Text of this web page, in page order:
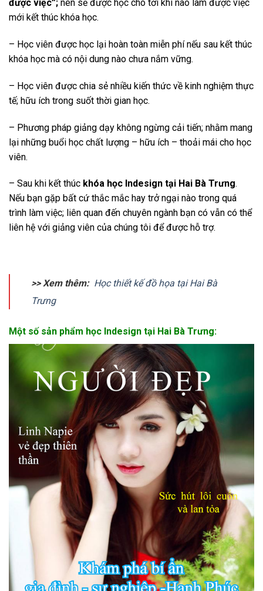
được việc”; nên sẽ được học cho tới khi nào làm được việc
mới kết thúc khóa học.
– Học viên được học lại hoàn toàn miễn phí nếu sau kết thúc
khóa học mà có nội dung nào chưa nắm vững.
– Học viên được chia sẻ nhiều kiến thức về kinh nghiệm thực
tế; hữu ích trong suốt thời gian học.
– Phương pháp giảng dạy không ngừng cải tiến; nhằm mang
lại những buổi học chất lượng – hữu ích – thoải mái cho học
viên.
– Sau khi kết thúc khóa học Indesign tại Hai Bà Trưng.
Nếu bạn gặp bất cứ thắc mắc hay trở ngại nào trong quá
trình làm việc; liên quan đến chuyên ngành bạn có vẫn có thể
liên hệ với giảng viên của chúng tôi để được hỗ trợ.
>> Xem thêm: Học thiết kế đồ họa tại Hai Bà
Trưng
Một số sản phẩm học Indesign tại Hai Bà Trưng: